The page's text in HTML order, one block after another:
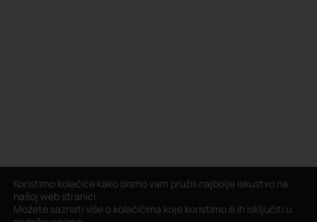
Koristimo kolačiće kako bismo vam pružili najbolje iskustvo na
našoj web stranici.
Možete saznati više o kolačićima koje koristimo ili ih isključiti u